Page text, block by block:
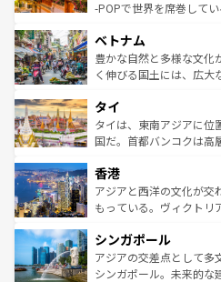
い。オーストラリアの多
参照してほしい。
驚きをもたらしてくれる
容にもいいと評判のスイ
が味わえる。 な
照してほしい。
-POPで世界を席巻して
き、地方に足を延ばせば
できる。そして、キムチ
まで、さまざまな韓国料
リティに包まれながら、
わって
覧を参照してほしい。
ベトナム
豊かな自然と多様な文化
く伸びる国土には、広大
急速な発展と共に伝統が
ーチミン市のフランス統
醸し出している。また、
とつ。フォーやバインミ
ひ現地で味わいたい。ど
が旅行者を迎えてくれる
参照してほしい。
タイ
タイは、東南アジアに位
国だ。首都バンコクは高
の活気が交差している。
帯で自然と触れ合い、南
いビーチでリゾート気分
激する。気候は一年中温
が待っている。親しみや
た文化、そして多様な観
香港
アジアと西洋の文化が交
もっている。ヴィクトリ
み、どこを訪れても感動
ており、効率よく見どこ
うな絶景から文化的な体
シンガポール
アジアの交差点として多
シンガポール。未来的な